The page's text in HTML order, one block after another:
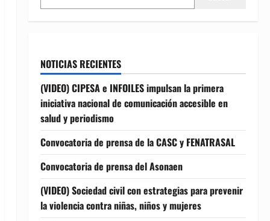
NOTICIAS RECIENTES
(VIDEO) CIPESA e INFOILES impulsan la primera
iniciativa nacional de comunicación accesible en
salud y periodismo
Convocatoria de prensa de la CASC y FENATRASAL
Convocatoria de prensa del Asonaen
(VIDEO) Sociedad civil con estrategias para prevenir
la violencia contra niñas, niños y mujeres